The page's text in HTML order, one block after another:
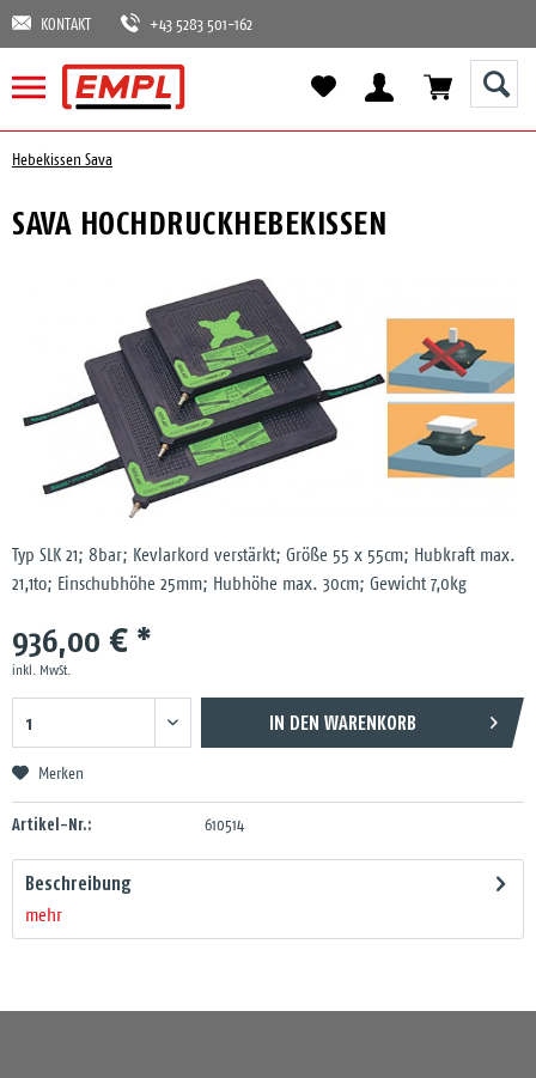
KONTAKT +43 5283 501-162
Hebekissen Sava
SAVA HOCHDRUCKHEBEKISSEN
Typ SLK 21; 8bar; Kevlarkord verstärkt; Größe 55 x 55cm; Hubkraft max.
21,1to; Einschubhöhe 25mm; Hubhöhe max. 30cm; Gewicht 7,0kg
936,00 € *
inkl. MwSt.
IN DEN WARENKORB
Merken
Artikel-Nr.: 610514
Beschreibung
mehr